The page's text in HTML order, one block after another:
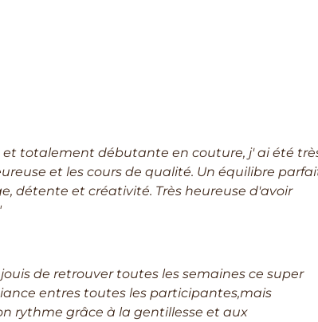
totalement débutante en couture, j' ai été
et les cours de qualité. Un équilibre
détente et créativité. Très heureuse d'avoir
de retrouver toutes les semaines ce super
entres toutes les participantes,mais
rythme grâce à la gentillesse et aux